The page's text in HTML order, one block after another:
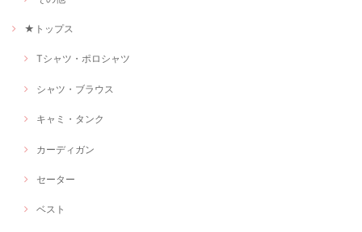
★トップス
Tシャツ・ポロシャツ
シャツ・ブラウス
キャミ・タンク
カーディガン
セーター
ベスト